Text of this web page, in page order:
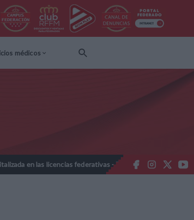
médicos
licencias federativas - Temporada 2026-2027 Nota